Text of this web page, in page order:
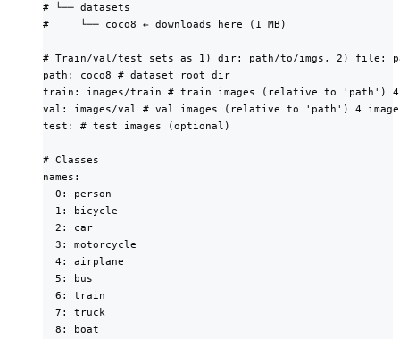
# └── datasets
#     └── coco8 ← downloads here (1 MB)
# Train/val/test sets as 1) dir: path/to/imgs, 2) file:
path: coco8 # dataset root dir
train: images/train # train images (relative to 'path') 4
val: images/val # val images (relative to 'path') 4
test: # test images (optional)
# Classes
names:
  0: person
  1: bicycle
  2: car
  3: motorcycle
  4: airplane
  5: bus
  6: train
  7: truck
  8: boat